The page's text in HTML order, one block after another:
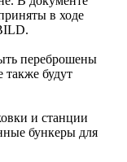
в ходе
переброшены
также будут
и станции
бункеры для